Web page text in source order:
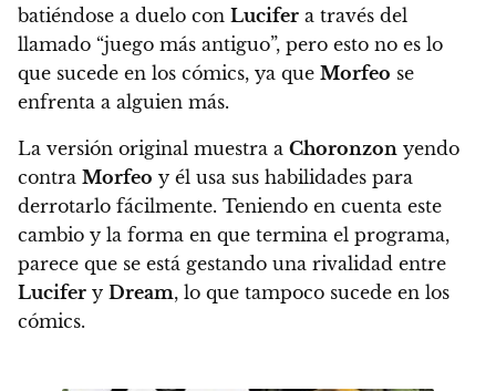
batiéndose a duelo con Lucifer a través del
llamado “juego más antiguo”, pero esto no es lo
que sucede en los cómics, ya que Morfeo se
enfrenta a alguien más.
La versión original muestra a Choronzon yendo
contra Morfeo y él usa sus habilidades para
derrotarlo fácilmente. Teniendo en cuenta este
cambio y la forma en que termina el programa,
parece que se está gestando una rivalidad entre
Lucifer y Dream, lo que tampoco sucede en los
cómics.